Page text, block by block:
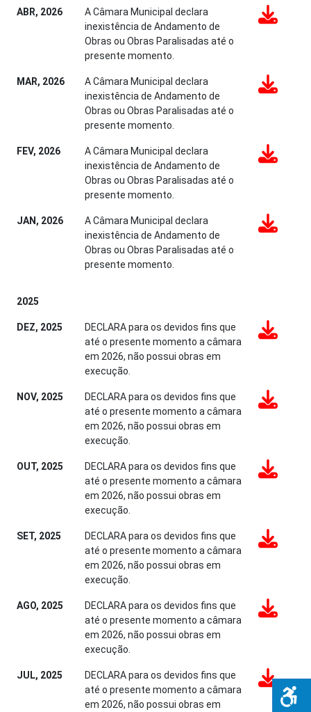
ABR, 2026
A Câmara Municipal declara
inexistência de Andamento de
Obras ou Obras Paralisadas até o
presente momento.
MAR, 2026
A Câmara Municipal declara
inexistência de Andamento de
Obras ou Obras Paralisadas até o
presente momento.
FEV, 2026
A Câmara Municipal declara
inexistência de Andamento de
Obras ou Obras Paralisadas até o
presente momento.
JAN, 2026
A Câmara Municipal declara
inexistência de Andamento de
Obras ou Obras Paralisadas até o
presente momento.
2025
DEZ, 2025
DECLARA para os devidos fins que
até o presente momento a câmara
em 2026, não possui obras em
execução.
NOV, 2025
DECLARA para os devidos fins que
até o presente momento a câmara
em 2026, não possui obras em
execução.
OUT, 2025
DECLARA para os devidos fins que
até o presente momento a câmara
em 2026, não possui obras em
execução.
SET, 2025
DECLARA para os devidos fins que
até o presente momento a câmara
em 2026, não possui obras em
execução.
AGO, 2025
DECLARA para os devidos fins que
até o presente momento a câmara
em 2026, não possui obras em
execução.
JUL, 2025
DECLARA para os devidos fins que
até o presente momento a câmara
em 2026, não possui obras em